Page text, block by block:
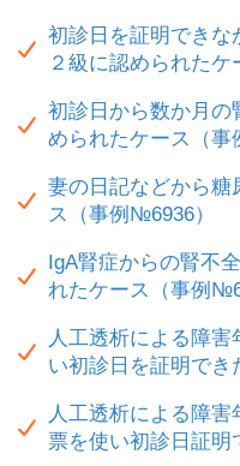
初診日を証明できな
２級に認められた
初診日から数か月の
められたケース（事
妻の日記などから糖
ス（事例№6936）
IgA腎症からの腎不
れたケース（事例
人工透析による障
い初診日を証明でき
人工透析による障
票を使い初診日証明